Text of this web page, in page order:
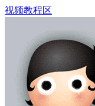
视频教程区